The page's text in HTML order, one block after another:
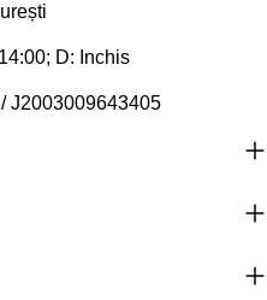
D: Inchis
J2003009643405